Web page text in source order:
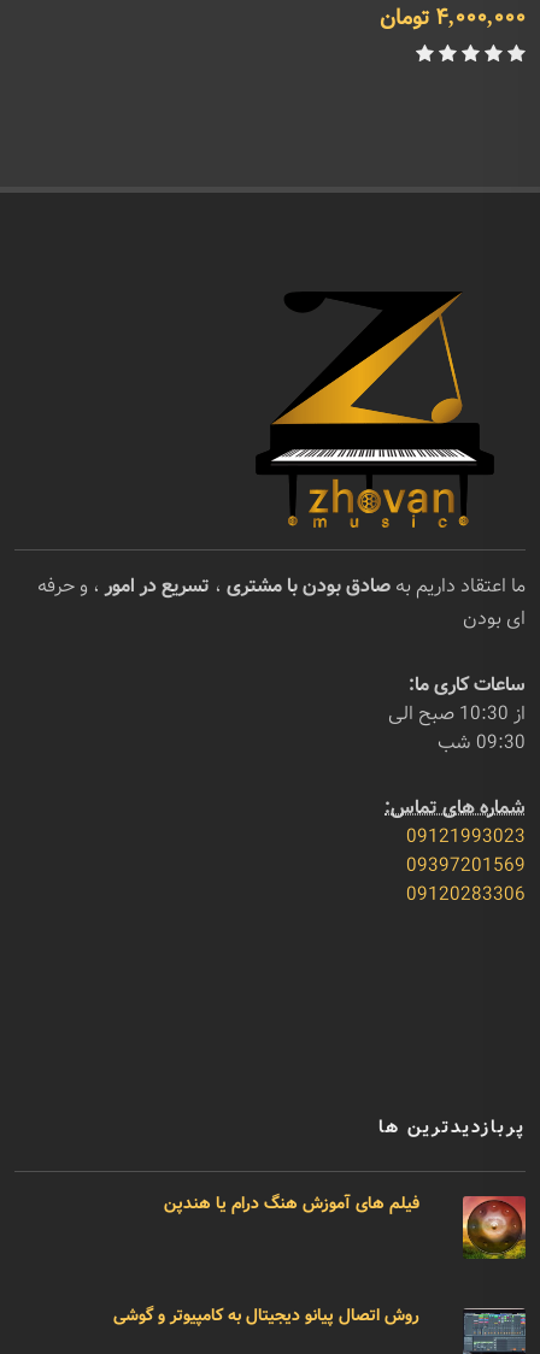
4,000,000 تومان
ما اعتقاد داریم به صادق بودن با مشتری ، تسریع در امور ، و حرفه
ای بودن
ساعات کاری ما:
از 10:30 صبح الی
09:30 شب
شماره های تماس:
09121993023
09397201569
09120283306
پربازدیدترین ها
فیلم های آموزش هنگ درام یا هندپن
روش اتصال پیانو دیجیتال به کامپیوتر و گوشی